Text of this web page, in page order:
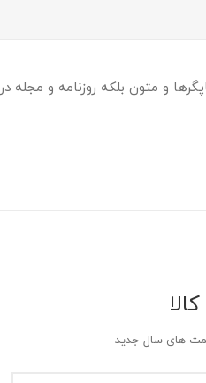
و متون بلکه روزنامه و
های سال جدید